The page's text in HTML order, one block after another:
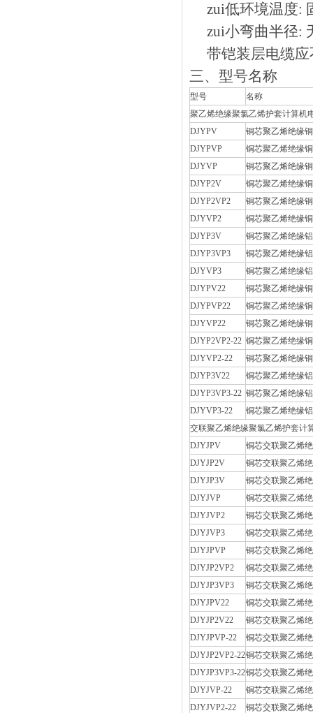
zui低环境温度:
zui小弯曲半径:
带铠装层电缆应
三、型号名称
型号
名称
聚乙烯绝缘聚氯乙烯护套计算机
DJYPV
铜芯聚乙烯绝缘
DJYPVP
铜芯聚乙烯绝缘
DJYVP
铜芯聚乙烯绝缘
DJYP2V
铜芯聚乙烯绝缘
DJYP2VP2
铜芯聚乙烯绝缘
DJYVP2
铜芯聚乙烯绝缘
DJYP3V
铜芯聚乙烯绝缘
DJYP3VP3
铜芯聚乙烯绝缘
DJYVP3
铜芯聚乙烯绝缘
DJYPV22
铜芯聚乙烯绝缘
DJYPVP22
铜芯聚乙烯绝缘
DJYVP22
铜芯聚乙烯绝缘
DJYP2VP2-22 铜芯聚乙烯绝缘
DJYVP2-22
铜芯聚乙烯绝缘
DJYP3V22
铜芯聚乙烯绝缘
DJYP3VP3-22 铜芯聚乙烯绝缘
DJYVP3-22
铜芯聚乙烯绝缘
交联聚乙烯绝缘聚氯乙烯护套计
DJYJPV
铜芯交联聚乙烯
DJYJP2V
铜芯交联聚乙烯
DJYJP3V
铜芯交联聚乙烯
DJYJVP
铜芯交联聚乙烯
DJYJVP2
铜芯交联聚乙烯
DJYJVP3
铜芯交联聚乙烯
DJYJPVP
铜芯交联聚乙烯
DJYJP2VP2
铜芯交联聚乙烯
DJYJP3VP3
铜芯交联聚乙烯
DJYJPV22
铜芯交联聚乙烯
DJYJP2V22
铜芯交联聚乙烯
DJYJPVP-22
铜芯交联聚乙烯
DJYJP2VP2-22铜芯交联聚乙烯
DJYJP3VP3-22铜芯交联聚乙烯
DJYJVP-22
铜芯交联聚乙烯
DJYJVP2-22
铜芯交联聚乙烯